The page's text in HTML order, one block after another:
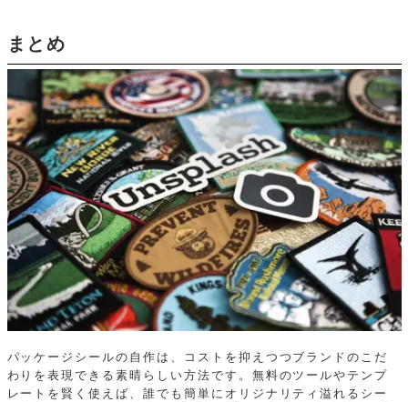
まとめ
パッケージシールの自作は、コストを抑えつつブランドのこだ
わりを表現できる素晴らしい方法です。無料のツールやテンプ
レートを賢く使えば、誰でも簡単にオリジナリティ溢れるシー